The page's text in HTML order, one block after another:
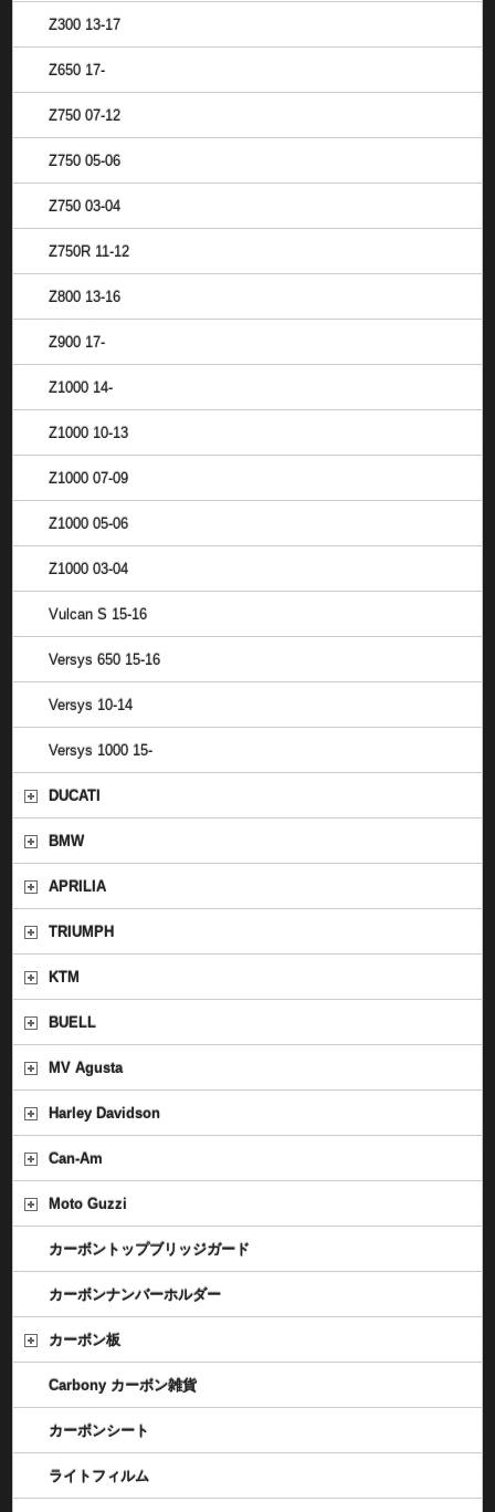
Z300 13-17
Z650 17-
Z750 07-12
Z750 05-06
Z750 03-04
Z750R 11-12
Z800 13-16
Z900 17-
Z1000 14-
Z1000 10-13
Z1000 07-09
Z1000 05-06
Z1000 03-04
Vulcan S 15-16
Versys 650 15-16
Versys 10-14
Versys 1000 15-
DUCATI
BMW
APRILIA
TRIUMPH
KTM
BUELL
MV Agusta
Harley Davidson
Can-Am
Moto Guzzi
カーボントップブリッジガード
カーボンナンバーホルダー
カーボン板
Carbony カーボン雑貨
カーボンシート
ライトフィルム